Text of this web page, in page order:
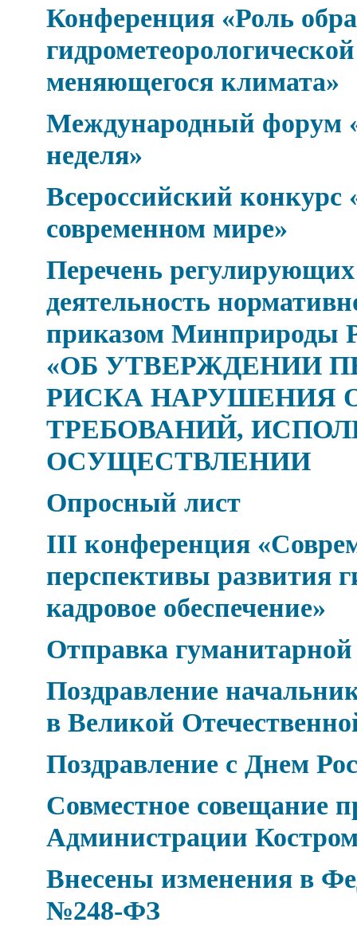
Конференция «Роль
меняющегося климата»
Международный форум
неделя»
Всероссийский конкурс
современном мире»
Перечень
деятельность
приказом Минприроды
«ОБ УТВЕРЖДЕНИИ
РИСКА НАРУШЕНИЯ
ТРЕБОВАНИЙ,
ОСУЩЕСТВЛЕНИИ
Опросный лист
III конференция
перспективы развития
кадровое обеспечение»
Отправка
Поздравление
в Великой
Поздравление с Днем
Совместное совещание
Администрации
Внесены изменения в
№248-ФЗ